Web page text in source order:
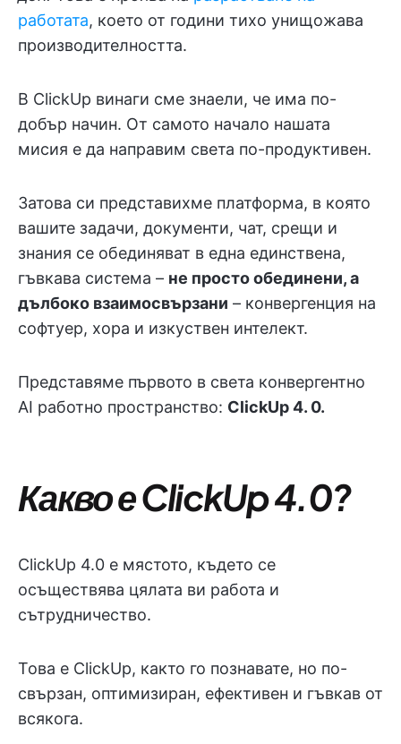
работата, което от години тихо унищожава
производителността.
В ClickUp винаги сме знаели, че има по-
добър начин. От самото начало нашата
мисия е да направим света по-продуктивен.
Затова си представихме платформа, в която
вашите задачи, документи, чат, срещи и
знания се обединяват в една единствена,
гъвкава система – не просто обединени, а
дълбоко взаимосвързани – конвергенция на
софтуер, хора и изкуствен интелект.
Представяме първото в света конвергентно
AI работно пространство: ClickUp 4. 0.
Какво е ClickUp 4.0?
ClickUp 4.0 е мястото, където се
осъществява цялата ви работа и
сътрудничество.
Това е ClickUp, както го познавате, но по-
свързан, оптимизиран, ефективен и гъвкав от
всякога.